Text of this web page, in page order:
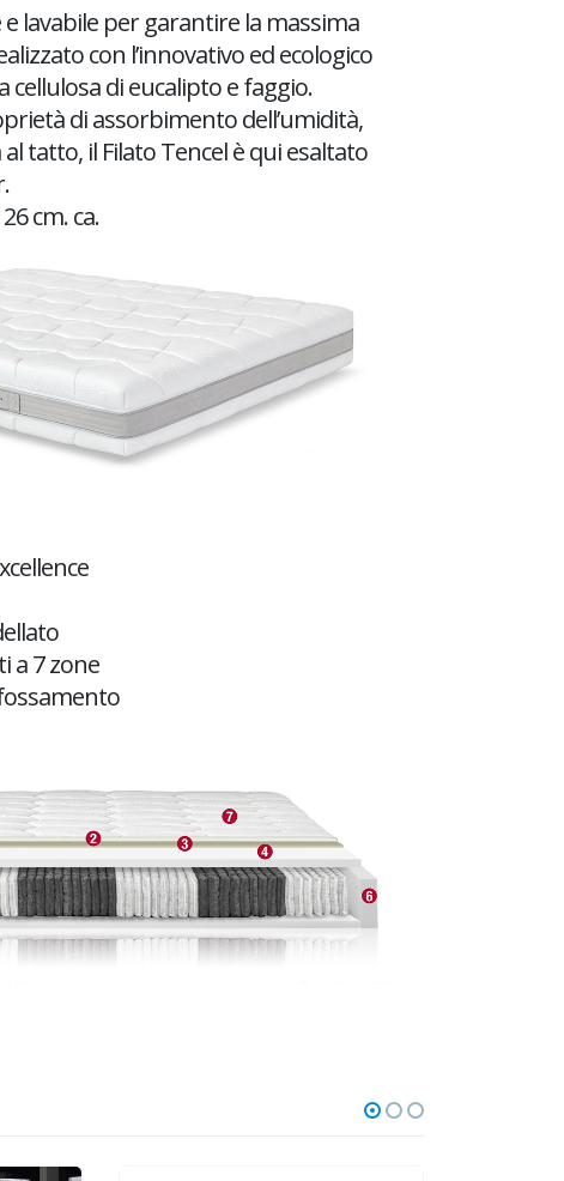
lavabile per garantire la massima
con l’innovativo ed ecologico
di eucalipto e faggio.
di assorbimento dell’umidità,
tatto, il Filato Tencel è qui esaltato
cm. ca.
a 7 zone